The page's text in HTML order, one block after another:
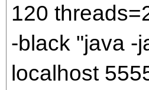
120
-black "java -
localhost